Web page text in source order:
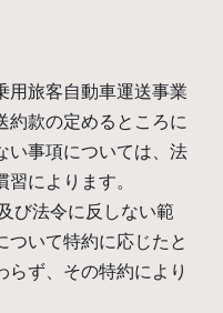
旅客自動車運送事業
約款の定めるところに
い事項については、法
によります。
び法令に反しない範
ついて特約に応じたと
らず、その特約により